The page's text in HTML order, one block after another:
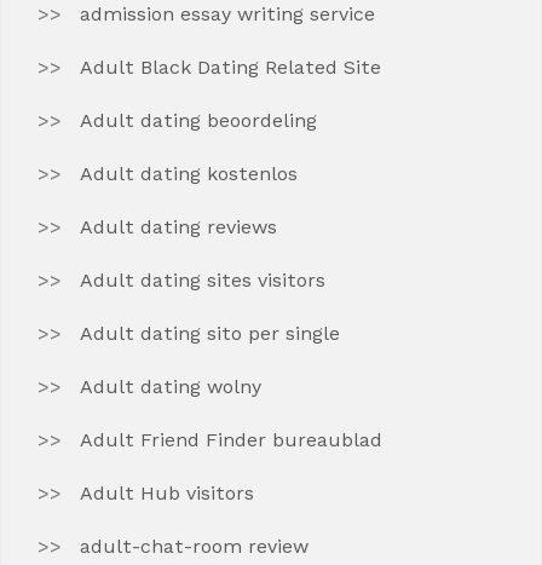
admission essay writing service
Adult Black Dating Related Site
Adult dating beoordeling
Adult dating kostenlos
Adult dating reviews
Adult dating sites visitors
Adult dating sito per single
Adult dating wolny
Adult Friend Finder bureaublad
Adult Hub visitors
adult-chat-room review